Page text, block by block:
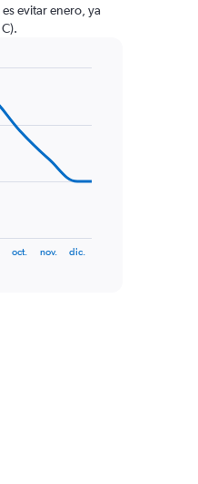
evitar enero, ya
oct. nov. dic.